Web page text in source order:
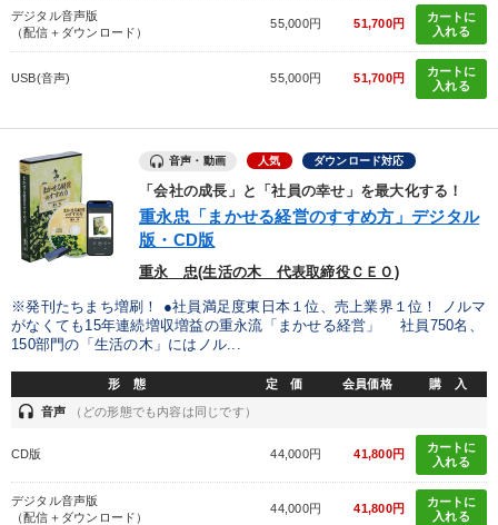
デジタル音声版
（配信＋ダウンロード）
55,000円 51,700円
カートに
入れる
USB(音声) 55,000円 51,700円
カートに
入れる
音声・動画 人気 ダウンロード対応
「会社の成長」と「社員の幸せ」を最大化する！
重永忠「まかせる経営のすすめ方」デジタル
版・CD版
重永 忠(生活の木 代表取締役ＣＥＯ)
※発刊たちまち増刷！ ●社員満足度東日本１位、売上業界１位！ ノルマ
がなくても15年連続増収増益の重永流「まかせる経営」 社員750名、
150部門の「生活の木」にはノル...
形 態 定 価 会員価格 購 入
headset 音声 （どの形態でも内容は同じです）
CD版 44,000円 41,800円
カートに
入れる
デジタル音声版
（配信＋ダウンロード）
44,000円 41,800円
カートに
入れる